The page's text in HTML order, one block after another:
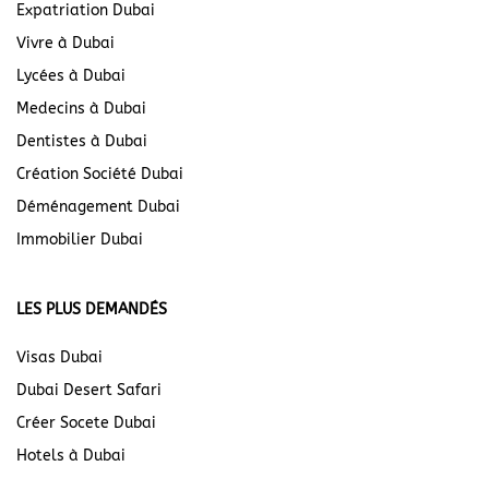
Expatriation Dubai
Vivre à Dubai
Lycées à Dubai
Medecins à Dubai
Dentistes à Dubai
Création Société Dubai
Déménagement Dubai
Immobilier Dubai
LES PLUS DEMANDÉS
Visas Dubai
Dubai Desert Safari
Créer Socete Dubai
Hotels à Dubai